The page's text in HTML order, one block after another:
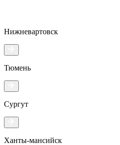
Нижневартовск
Тюмень
Сургут
Ханты-мансийск